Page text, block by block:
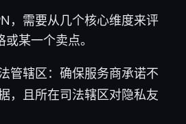
，需要从几个核心维度来评
某一个卖点。
管辖区：确保服务商承诺不
，且所在司法辖区对隐私友